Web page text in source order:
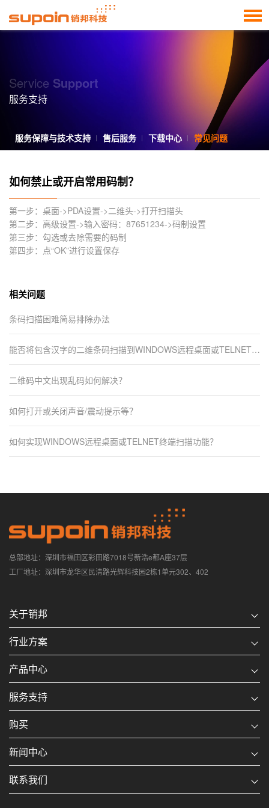
Service Support
服务支持
服务保障与技术支持 售后服务 下载中心 常见问题
如何禁止或开启常用码制？
第一步：桌面->PDA设置->二维头->打开扫描头
第二步：高级设置->输入密码：87651234->码制设置
第三步：勾选或去除需要的码制
第四步：点“OK”进行设置保存
相关问题
条码扫描困难简易排除办法
能否将包含汉字的二维条码扫描到WINDOWS远程桌面或TELNET远
二维码中文出现乱码如何解决？
如何打开或关闭声音/震动提示等？
如何实现WINDOWS远程桌面或TELNET终端扫描功能？
总部地址：深圳市福田区彩田路7018号新浩e都A座37层
工厂地址：深圳市龙华区民清路光辉科技园2栋1单元302、402
关于销邦
行业方案
产品中心
服务支持
购买
新闻中心
联系我们